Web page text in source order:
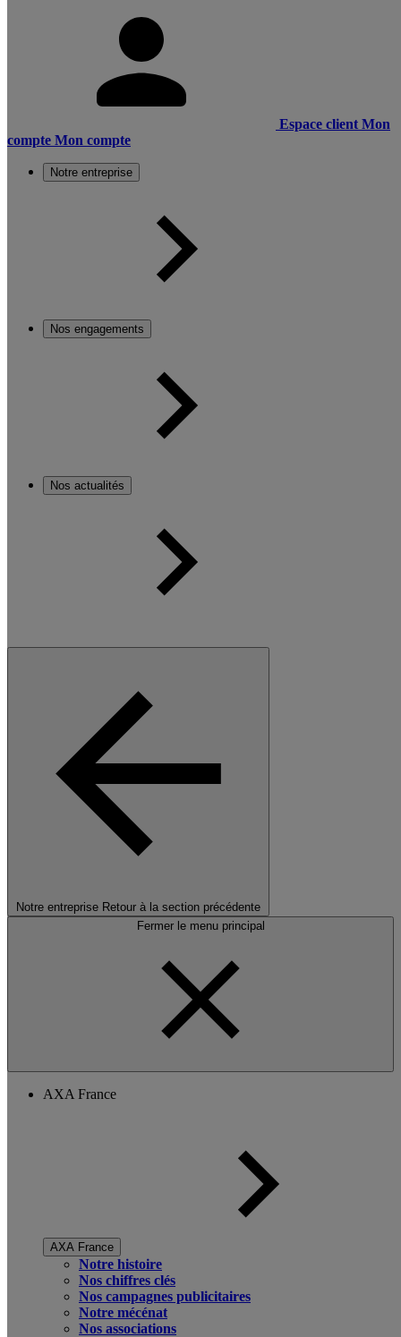
Espace client Mon
compte Mon compte
Notre entreprise
Nos engagements
Nos actualités
Notre entreprise Retour à la section précédente
Fermer le menu principal
AXA France
AXA France
Notre histoire
Nos chiffres clés
Nos campagnes publicitaires
Notre mécénat
Nos associations